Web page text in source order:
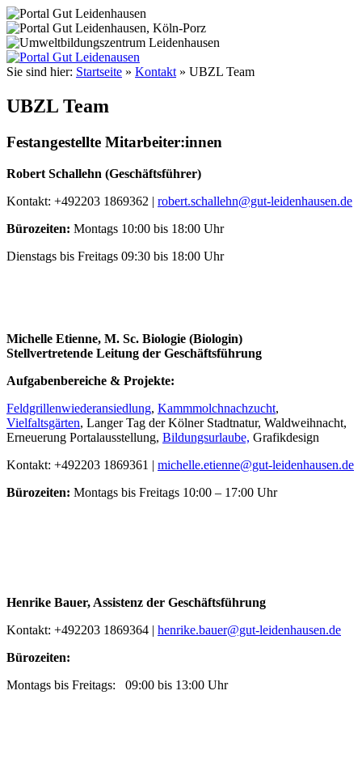
Sie sind hier: Startseite » Kontakt » UBZL Team
UBZL Team
Festangestellte Mitarbeiter:innen
Robert Schallehn (Geschäftsführer)
Kontakt: +492203 1869362 | robert.schallehn@gut-leidenhausen.de
Bürozeiten: Montags 10:00 bis 18:00 Uhr
Dienstags bis Freitags 09:30 bis 18:00 Uhr
Michelle Etienne, M. Sc. Biologie (Biologin)
Stellvertretende Leitung der Geschäftsführung
Aufgabenbereiche & Projekte:
Feldgrillenwiederansiedlung, Kammmolchnachzucht,
Vielfaltsgärten, Langer Tag der Kölner Stadtnatur, Waldweihnacht,
Erneuerung Portalausstellung, Bildungsurlaube, Grafikdesign
Kontakt: +492203 1869361 | michelle.etienne@gut-leidenhausen.de
Bürozeiten: Montags bis Freitags 10:00 – 17:00 Uhr
Henrike Bauer, Assistenz der Geschäftsführung
Kontakt: +492203 1869364 | henrike.bauer@gut-leidenhausen.de
Bürozeiten:
Montags bis Freitags: 09:00 bis 13:00 Uhr